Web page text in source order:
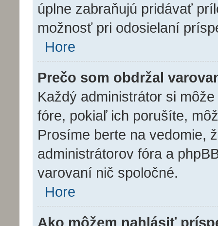
úplne zabraňujú pridávať
možnosť pri odosielaní
Hore
Prečo som obdržal
Každý administrátor si
fóre, pokiaľ ich porušíte,
Prosíme berte na vedomie,
administrátorov fóra a
varovaní nič spoločné.
Hore
Ako môžem nahlásiť